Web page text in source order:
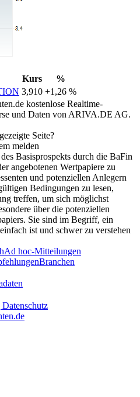
Kurs
%
3,910 +1,26 %
kostenlose Realtime-
und Daten von ARIVA.DE AG.
Seite?
melden
Basisprospekts durch die BaFin
angebotenen Wertpapiere zu
und potenziellen Anlegern
Bedingungen zu lesen,
treffen, um sich möglichst
über die potenziellen
Sie sind im Begriff, ein
ist und schwer zu verstehen
Ad hoc-Mitteilungen
Branchen